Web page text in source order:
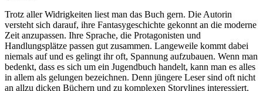
Trotz aller Widrigkeiten liest man das Buch gern. Die Autorin
versteht sich darauf, ihre Fantasygeschichte gekonnt an die moderne
Zeit anzupassen. Ihre Sprache, die Protagonisten und
Handlungsplätze passen gut zusammen. Langeweile kommt dabei
niemals auf und es gelingt ihr oft, Spannung aufzubauen. Wenn man
bedenkt, dass es sich um ein Jugendbuch handelt, kann man es alles
in allem als gelungen bezeichnen. Denn jüngere Leser sind oft nicht
an allzu dicken Büchern und zu komplexen Storylines interessiert.